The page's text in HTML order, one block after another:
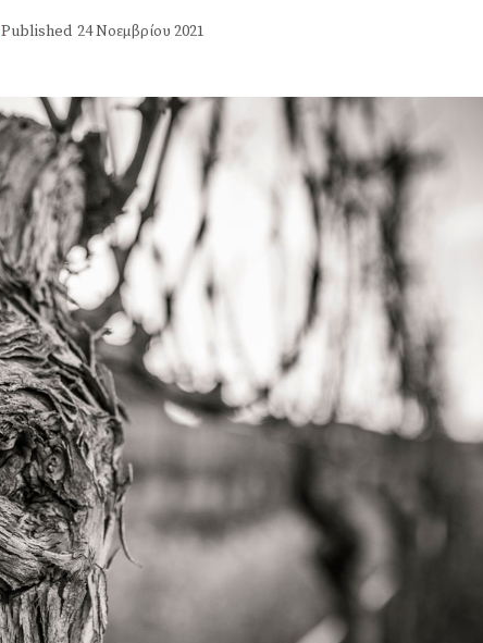
Published 24 Νοεμβρίου 2021